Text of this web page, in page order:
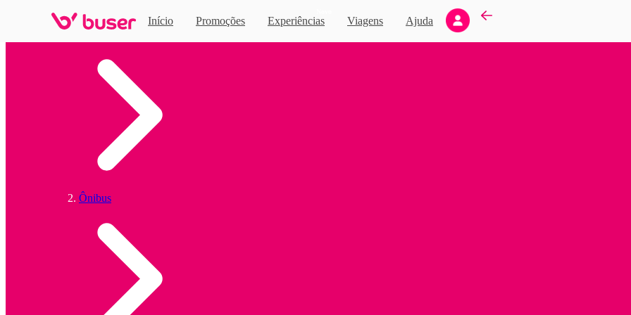
Início Promoções Experiências Viagens Ajuda
Ônibus